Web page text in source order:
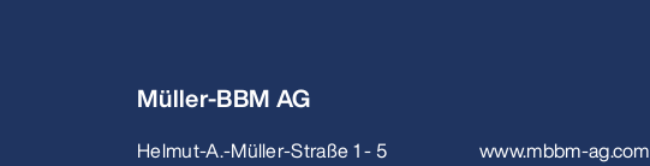
Müller-BBM AG
Helmut-A.-Müller-Straße 1 - 5
www.mbbm-ag.com